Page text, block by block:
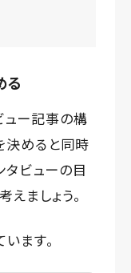
る
ュー記事の構
決めると同時
タビューの目
ましょう。
ます。